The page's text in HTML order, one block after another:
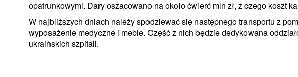
opatrunkowymi. Dary oszacowano na około ćwierć mln zł, z czego koszt
W najbliższych dniach należy spodziewać się następnego transportu z
wyposażenie medyczne i meble. Część z nich będzie dedykowana
ukraińskich szpitali.